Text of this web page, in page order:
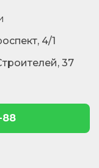
4/1
37
88